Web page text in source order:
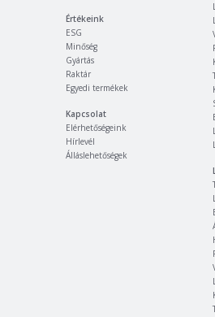
Értékeink
ESG
Minőség
Gyártás
Raktár
Egyedi termékek
Kapcsolat
Elérhetőségeink
Hírlevél
Álláslehetőségek